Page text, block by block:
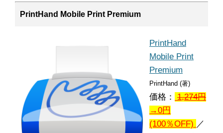
PrintHand Mobile Print Premium
PrintHand
Mobile Print
Premium
PrintHand (著)
価格： 1,274円
→0円
(100％OFF) ／